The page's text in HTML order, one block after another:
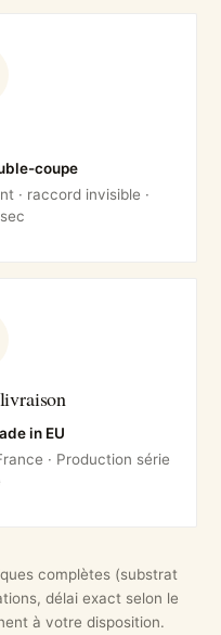
coupe
· raccord invisible ·
in EU
· Production série
complètes (substrat
délai exact selon le
à votre disposition.